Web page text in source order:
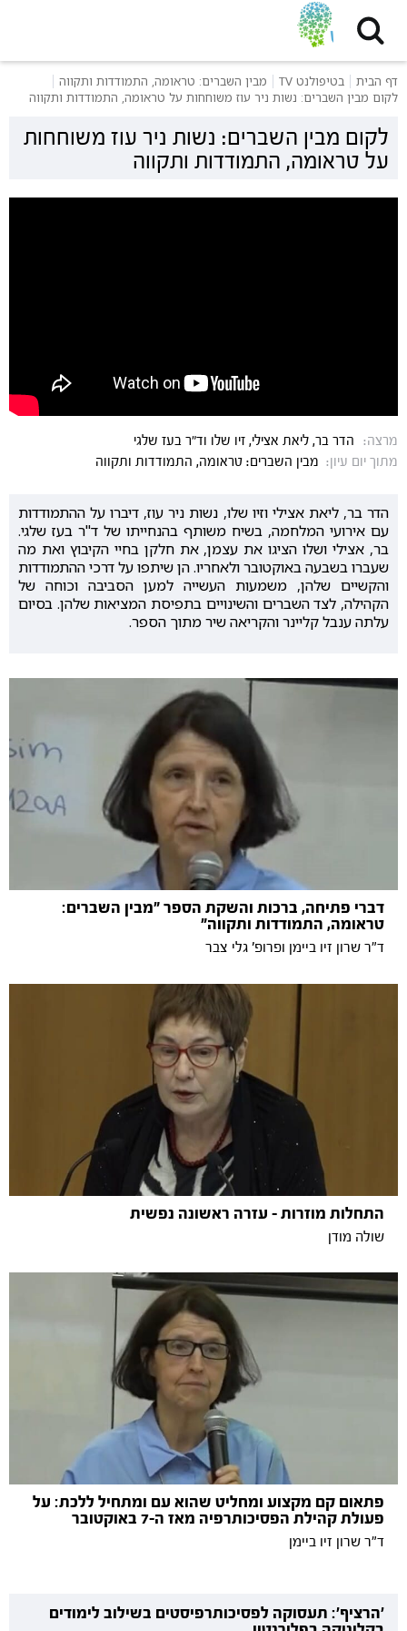
דף הבית בטיפולנט TV
מבין השברים: טראומה, התמודדות ותקווה
לקום מבין השברים: נשות ניר עוז משוחחות על טראומה, התמודדות ותקווה
לקום מבין השברים: נשות ניר עוז משוחחות
על טראומה, התמודדות ותקווה
מרצה:
הדר בר, ליאת אצילי, זיו שלו וד״ר בעז שלגי
מתוך יום עיון: מבין השברים: טראומה, התמודדות ותקווה
הדר בר, ליאת אצילי וזיו שלו, נשות ניר עוז, דיברו על ההתמודדות
עם אירועי המלחמה, בשיח משותף בהנחייתו של ד"ר בעז שלגי.
בר, אצילי ושלו הציגו את עצמן, את חלקן בחיי הקיבוץ ואת מה
שעברו בשבעה באוקטובר ולאחריו. הן שיתפו על דרכי ההתמודדות
והקשיים שלהן, משמעות העשייה למען הסביבה וכוחה של
הקהילה, לצד השברים והשינויים בתפיסת המציאות שלהן. בסיום
עלתה ענבל קליינר והקריאה שיר מתוך הספר.
דברי פתיחה, ברכות והשקת הספר "מבין השברים:
טראומה, התמודדות ותקווה"
ד"ר שרון זיו ביימן ופרופ' גלי צבר
התחלות מוזרות - עזרה ראשונה נפשית
שולה מודן
פתאום קם מקצוע ומחליט שהוא עם ומתחיל ללכת: על
פעולת קהילת הפסיכותרפיה מאז ה-7 באוקטובר
ד"ר שרון זיו ביימן
'הרציף': תעסוקה לפסיכותרפיסטים בשילוב לימודים